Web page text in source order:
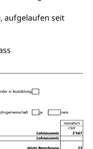
aufgelaufen seit